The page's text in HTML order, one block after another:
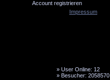
Account registrieren
» User Online: 12
» Besucher: 2058570
Impressum